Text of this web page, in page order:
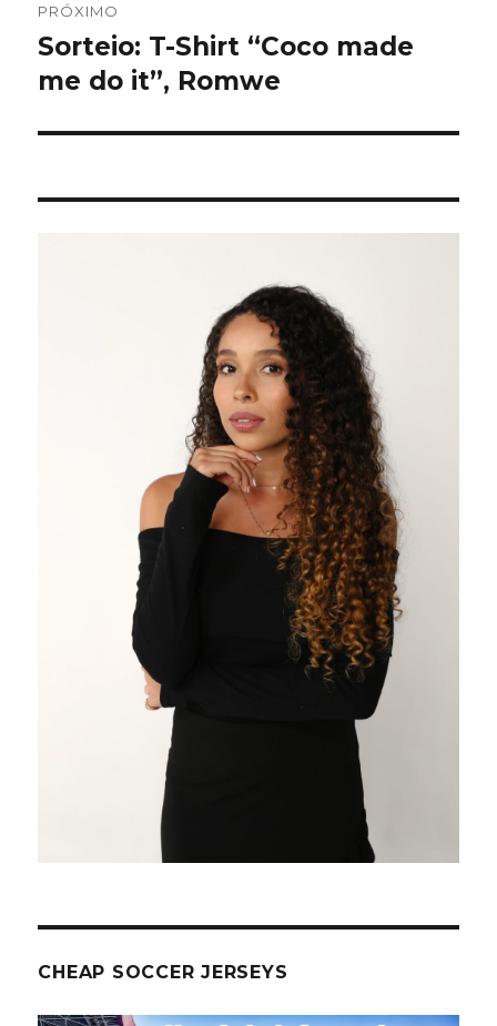
PRÓXIMO
Próximo
post:
Sorteio: T-Shirt “Coco made
me do it”, Romwe
CHEAP SOCCER JERSEYS